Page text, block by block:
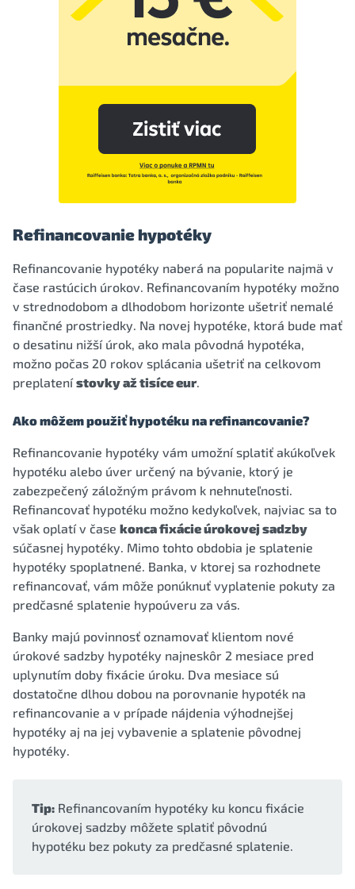
Refinancovanie hypotéky
Refinancovanie hypotéky naberá na popularite najmä v
čase rastúcich úrokov. Refinancovaním hypotéky možno
v strednodobom a dlhodobom horizonte ušetriť nemalé
finančné prostriedky. Na novej hypotéke, ktorá bude mať
o desatinu nižší úrok, ako mala pôvodná hypotéka,
možno počas 20 rokov splácania ušetriť na celkovom
preplatenístovky až tisíce eur.
Ako môžem použiť hypotéku na refinancovanie?
Refinancovanie hypotéky vám umožní splatiť akúkoľvek
hypotéku alebo úver určený na bývanie, ktorý je
zabezpečený záložným právom k nehnuteľnosti.
Refinancovať hypotéku možno kedykoľvek, najviac sa to
však oplatí v čase konca fixácie úrokovej sadzby
súčasnej hypotéky. Mimo tohto obdobia je splatenie
hypotéky spoplatnené. Banka, v ktorej sa rozhodnete
refinancovať, vám môže ponúknuť vyplatenie pokuty za
predčasné splatenie hypoúveru za vás.
Banky majú povinnosť oznamovať klientom nové
úrokové sadzby hypotéky najneskôr 2 mesiace pred
uplynutím doby fixácie úroku. Dva mesiace sú
dostatočne dlhou dobou na porovnanie hypoték na
refinancovanie a v prípade nájdenia výhodnejšej
hypotéky aj na jej vybavenie a splatenie pôvodnej
hypotéky.
Tip: Refinancovaním hypotéky ku koncu fixácie
úrokovej sadzby môžete splatiť pôvodnú
hypotéku bez pokuty za predčasné splatenie.